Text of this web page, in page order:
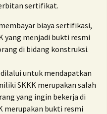
sertifikat.
biaya sertifikasi,
yang menjadi bukti resmi
di bidang konstruksi.
untuk mendapatkan
SKKK merupakan salah
yang ingin bekerja di
merupakan bukti resmi